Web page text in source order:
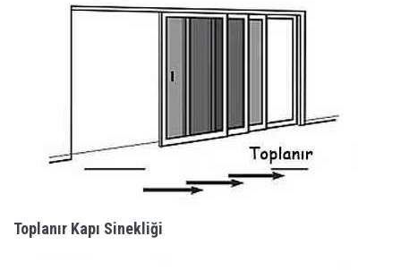
Toplanır Kapı Sinekliği